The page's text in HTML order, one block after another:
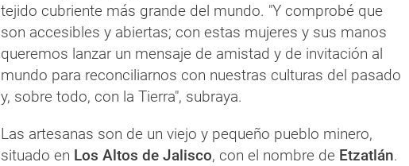
tejido cubriente más grande del mundo. "Y comprobé que
son accesibles y abiertas; con estas mujeres y sus manos
queremos lanzar un mensaje de amistad y de invitación al
mundo para reconciliarnos con nuestras culturas del pasado
y, sobre todo, con la Tierra", subraya.
Las artesanas son de un viejo y pequeño pueblo minero,
situado en Los Altos de Jalisco, con el nombre de Etzatlán.